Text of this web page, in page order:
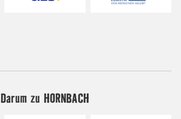
Darum zu HORNBACH